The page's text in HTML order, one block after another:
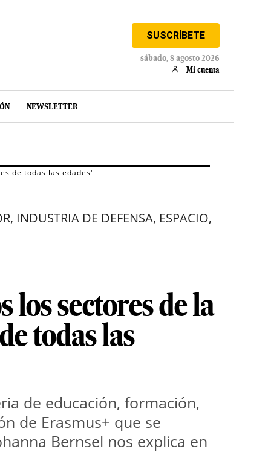
SUSCRÍBETE
sábado, 8 agosto 2026
Mi cuenta
NEWSLETTER
de todas las edades"
INDUSTRIA DE DEFENSA, ESPACIO,
sectores de la
todas las
de educación, formación,
de Erasmus+ que se
Bernsel nos explica en